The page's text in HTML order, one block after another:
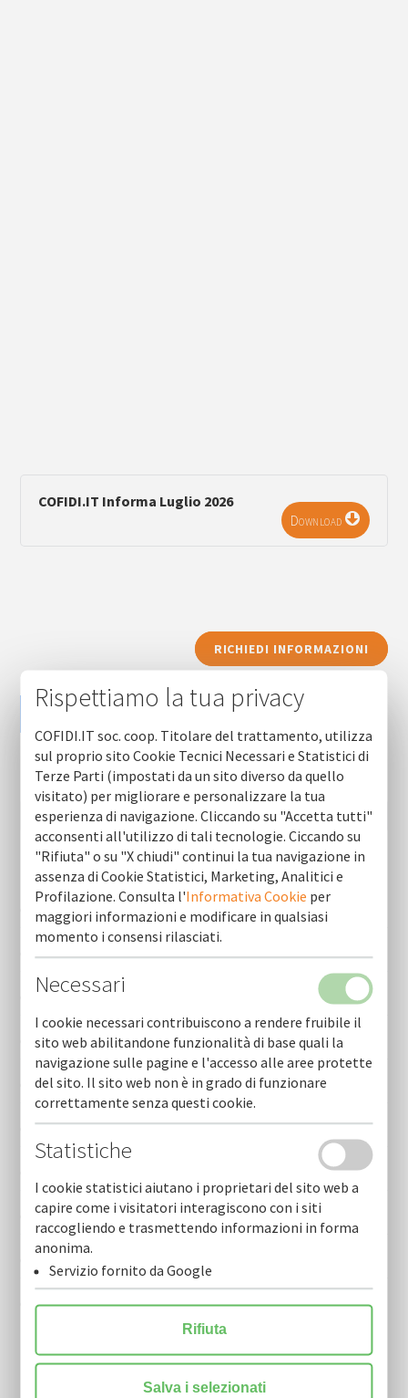
COFIDI.IT Informa Luglio 2026
Download
RICHIEDI INFORMAZIONI
Newsletter (ultime 10)
Cofidi.it informa agosto 2026
Cofidi.it informa luglio 2026
Cofidi.it informa giugno 2026
Cofidi.it informa maggio 2026
Cofidi.it informa aprile 2026
Cofidi.it informa marzo 2026
Cofidi.it informa gennaio 2026
Cofidi.it informa novembre 2025
Rispettiamo la tua privacy
COFIDI.IT soc. coop. Titolare del trattamento, utilizza
sul proprio sito Cookie Tecnici Necessari e Statistici di
Terze Parti (impostati da un sito diverso da quello
visitato) per migliorare e personalizzare la tua
esperienza di navigazione. Cliccando su "Accetta tutti"
acconsenti all'utilizzo di tali tecnologie. Ciccando su
"Rifiuta" o su "X chiudi" continui la tua navigazione in
assenza di Cookie Statistici, Marketing, Analitici e
Profilazione. Consulta l'Informativa Cookie per
maggiori informazioni e modificare in qualsiasi
momento i consensi rilasciati.
Necessari
I cookie necessari contribuiscono a rendere fruibile il
sito web abilitandone funzionalità di base quali la
navigazione sulle pagine e l'accesso alle aree protette
del sito. Il sito web non è in grado di funzionare
correttamente senza questi cookie.
Statistiche
I cookie statistici aiutano i proprietari del sito web a
capire come i visitatori interagiscono con i siti
raccogliendo e trasmettendo informazioni in forma
anonima.
Servizio fornito da Google
Rifiuta
Salva i selezionati